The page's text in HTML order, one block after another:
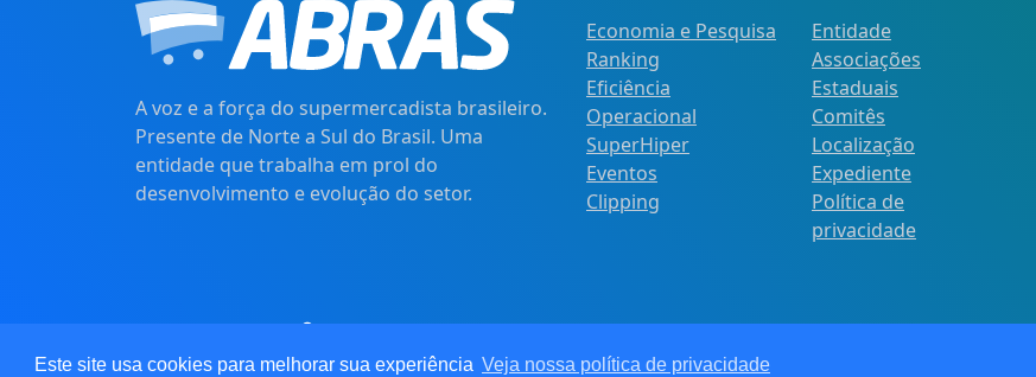
Este site usa cookies para melhorar sua experiência Veja nossa política de privacidade
A voz e a força do supermercadista brasileiro.
Presente de Norte a Sul do Brasil. Uma
entidade que trabalha em prol do
desenvolvimento e evolução do setor.
Economia e Pesquisa
Ranking
Eficiência
Operacional
SuperHiper
Eventos
Clipping
Entidade
Associações
Estaduais
Comitês
Localização
Expediente
Política de
privacidade
CNPJ: 62.360.268.0001/91